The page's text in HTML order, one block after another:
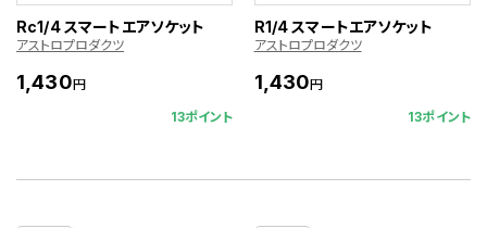
Rc1/4 スマートエアソケット
アストロプロダクツ
1,430円
13ポイント
R1/4 スマートエアソケット
アストロプロダクツ
1,430円
13ポイント